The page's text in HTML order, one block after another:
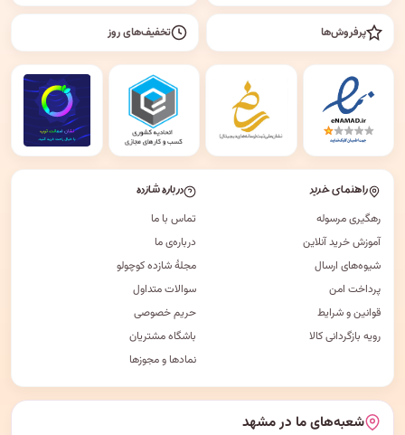
پرفروش‌ها تخفیف‌های روز
راهنمای خرید
رهگیری مرسوله
آموزش خرید آنلاین
شیوه‌های ارسال
پرداخت امن
قوانین و شرایط
رویه بازگردانی کالا
درباره شازده
تماس با ما
درباره‌ی ما
مجلهٔ شازده کوچولو
سوالات متداول
حریم خصوصی
باشگاه مشتریان
نمادها و مجوزها
شعبه‌های ما در مشهد